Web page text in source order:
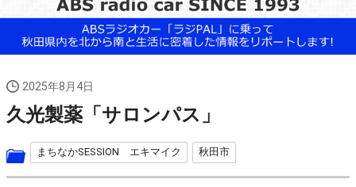
2025年8月4日
久光製薬「サロンパス」
まちなかSESSION エキマイク 秋田市